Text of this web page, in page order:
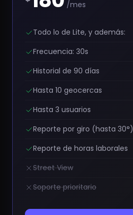
/mes
Todo lo de Lite, y además:
Frecuencia: 30s
Historial de 90 días
Hasta 10 geocercas
Hasta 3 usuarios
Reporte por giro (hasta 30°)
Reporte de horas laborales
Street View
Soporte prioritario